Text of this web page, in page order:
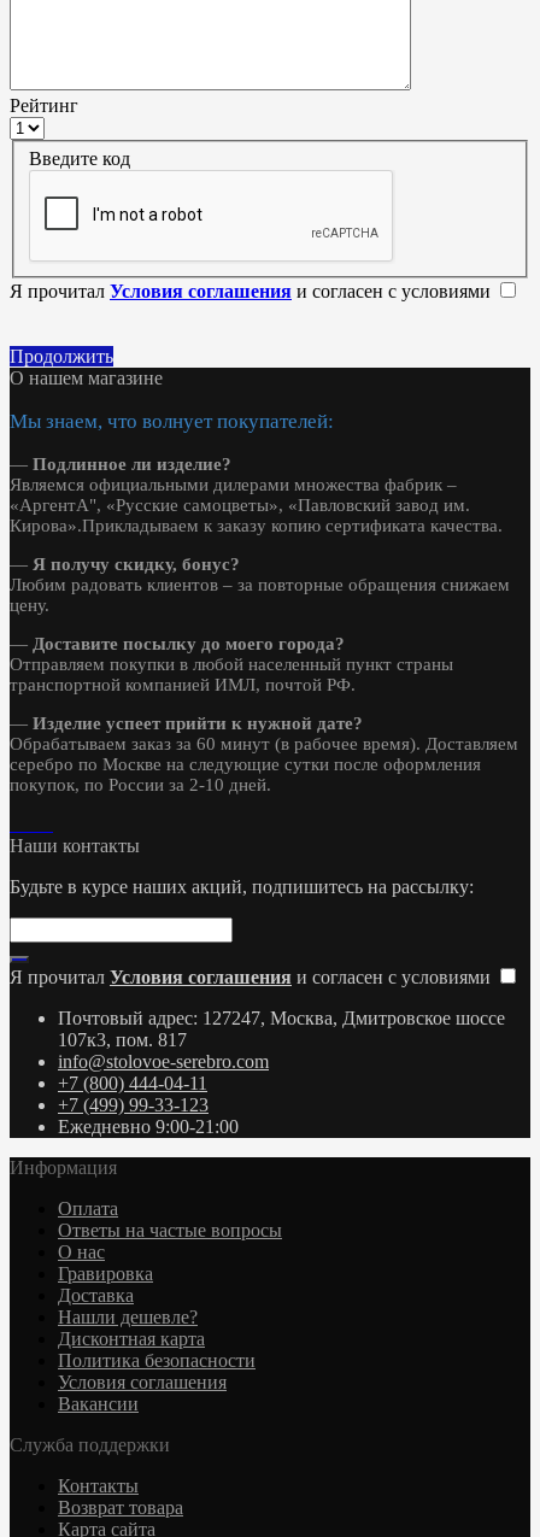
Рейтинг
Введите код
Я прочитал Условия соглашения и согласен с условиями
Продолжить
О нашем магазине
Мы знаем, что волнует покупателей:
— Подлинное ли изделие?
Являемся официальными дилерами множества фабрик –
«АргентА", «Русские самоцветы», «Павловский завод им.
Кирова».Прикладываем к заказу копию сертификата качества.
— Я получу скидку, бонус?
Любим радовать клиентов – за повторные обращения снижаем
цену.
— Доставите посылку до моего города?
Отправляем покупки в любой населенный пункт страны
транспортной компанией ИМЛ, почтой РФ.
— Изделие успеет прийти к нужной дате?
Обрабатываем заказ за 60 минут (в рабочее время). Доставляем
серебро по Москве на следующие сутки после оформления
покупок, по России за 2-10 дней.
Наши контакты
Будьте в курсе наших акций, подпишитесь на рассылку:
Я прочитал Условия соглашения и согласен с условиями
Почтовый адрес: 127247, Москва, Дмитровское шоссе
107к3, пом. 817
info@stolovoe-serebro.com
+7 (800) 444-04-11
+7 (499) 99-33-123
Ежедневно 9:00-21:00
Информация
Оплата
Ответы на частые вопросы
О нас
Гравировка
Доставка
Нашли дешевле?
Дисконтная карта
Политика безопасности
Условия соглашения
Вакансии
Служба поддержки
Контакты
Возврат товара
Карта сайта